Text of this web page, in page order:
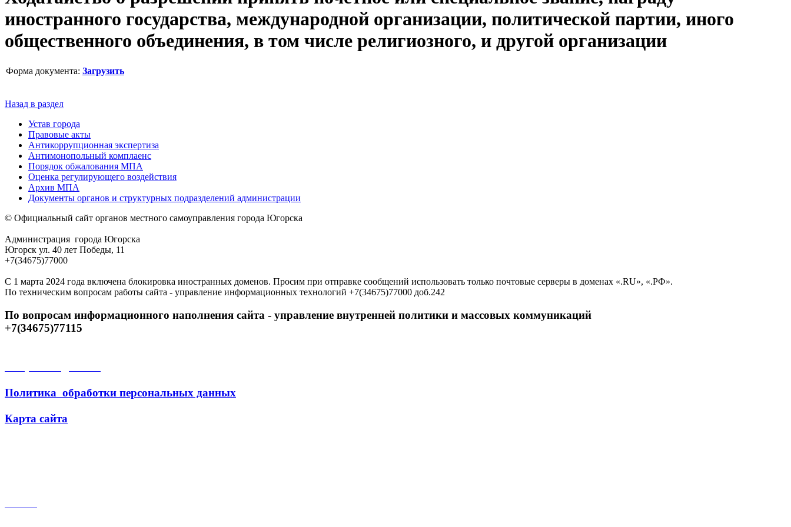
иностранного государства, международной организации, политической партии, иного
общественного объединения, в том числе религиозного, и другой организации
Форма документа: Загрузить
Назад в раздел
Устав города
Правовые акты
Антикоррупционная экспертиза
Антимонопольный комплаенс
Порядок обжалования МПА
Оценка регулирующего воздействия
Архив МПА
Документы органов и структурных подразделений администрации
© Официальный сайт органов местного самоуправления города Югорска
Администрация города Югорска
Югорск ул. 40 лет Победы, 11
+7(34675)77000
С 1 марта 2024 года включена блокировка иностранных доменов. Просим при отправке сообщений использовать только почтовые серверы в доменах «.RU», «.РФ».
По техническим вопросам работы сайта - управление информационных технологий +7(34675)77000 доб.242
По вопросам информационного наполнения сайта - управление внутренней политики и массовых коммуникаций
+7(34675)77115
Политика обработки персональных данных
Карта сайта